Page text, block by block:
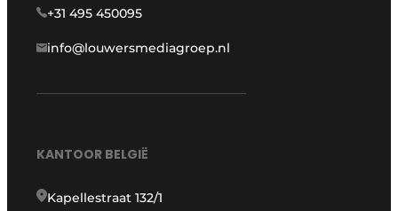
+31 495 450095
info@louwersmediagroep.nl
KANTOOR BELGIË
Kapellestraat 132/1